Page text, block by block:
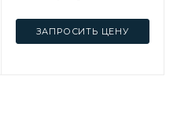
ЗАПРОСИТЬ ЦЕНУ